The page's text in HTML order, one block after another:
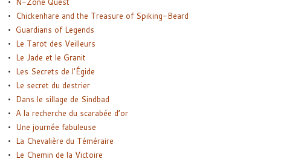
Chickenhare and the Treasure of Spiking-Beard
Guardians of Legends
Le Tarot des Veilleurs
Le Jade et le Granit
Les Secrets de l’Égide
Le secret du destrier
Dans le sillage de Sindbad
A la recherche du scarabée d’or
Une journée fabuleuse
La Chevalière du Téméraire
Le Chemin de la Victoire